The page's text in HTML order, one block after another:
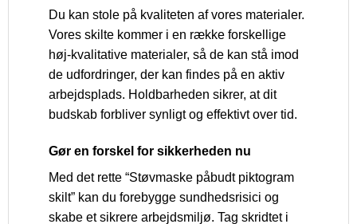
Du kan stole på kvaliteten af vores materialer.
Vores skilte kommer i en række forskellige
høj-kvalitative materialer, så de kan stå imod
de udfordringer, der kan findes på en aktiv
arbejdsplads. Holdbarheden sikrer, at dit
budskab forbliver synligt og effektivt over tid.
Gør en forskel for sikkerheden nu
Med det rette “Støvmaske påbudt piktogram
skilt” kan du forebygge sundhedsrisici og
skabe et sikrere arbejdsmiljø. Tag skridtet i